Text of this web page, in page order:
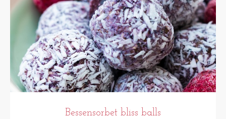
Bessensorbet bliss balls